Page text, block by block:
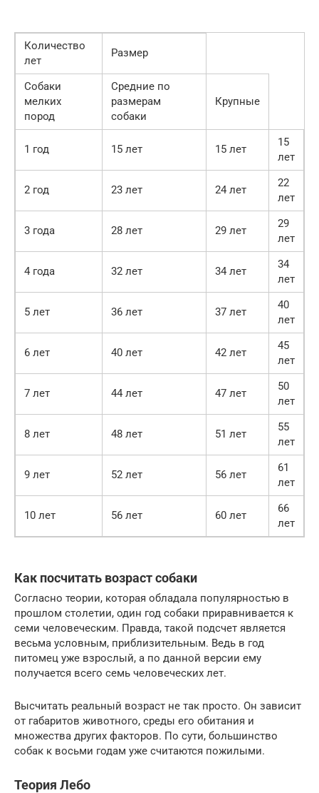
Количество
лет
Размер
Собаки
мелких
пород
Средние по
размерам
собаки
Крупные
1 год 15 лет 15 лет
15
лет
2 год 23 лет 24 лет
22
лет
3 года 28 лет 29 лет
29
лет
4 года 32 лет 34 лет
34
лет
5 лет 36 лет 37 лет
40
лет
6 лет 40 лет 42 лет
45
лет
7 лет 44 лет 47 лет
50
лет
8 лет 48 лет 51 лет
55
лет
9 лет 52 лет 56 лет
61
лет
10 лет 56 лет 60 лет
66
лет
Как посчитать возраст собаки
Согласно теории, которая обладала популярностью в
прошлом столетии, один год собаки приравнивается к
семи человеческим. Правда, такой подсчет является
весьма условным, приблизительным. Ведь в год
питомец уже взрослый, а по данной версии ему
получается всего семь человеческих лет.
Высчитать реальный возраст не так просто. Он зависит
от габаритов животного, среды его обитания и
множества других факторов. По сути, большинство
собак к восьми годам уже считаются пожилыми.
Теория Лебо